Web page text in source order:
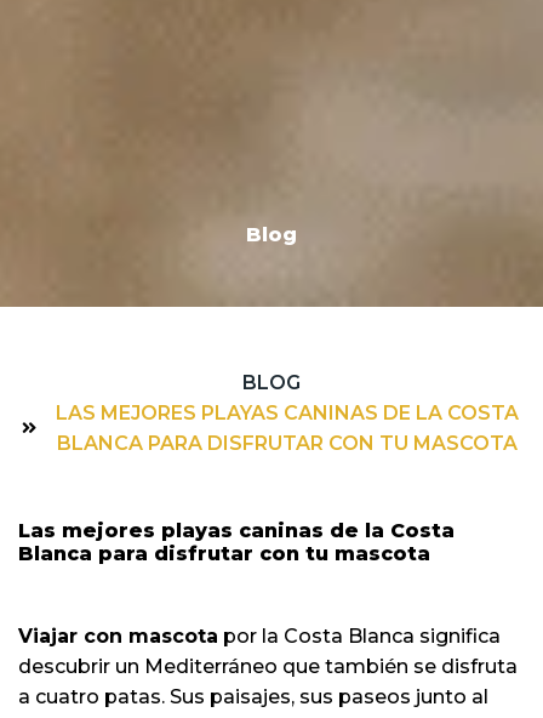
Blog
BLOG
LAS MEJORES PLAYAS CANINAS DE LA COSTA
BLANCA PARA DISFRUTAR CON TU MASCOTA
Las mejores playas caninas de la Costa
Blanca para disfrutar con tu mascota
Viajar con mascota por la Costa Blanca significa
descubrir un Mediterráneo que también se disfruta
a cuatro patas. Sus paisajes, sus paseos junto al